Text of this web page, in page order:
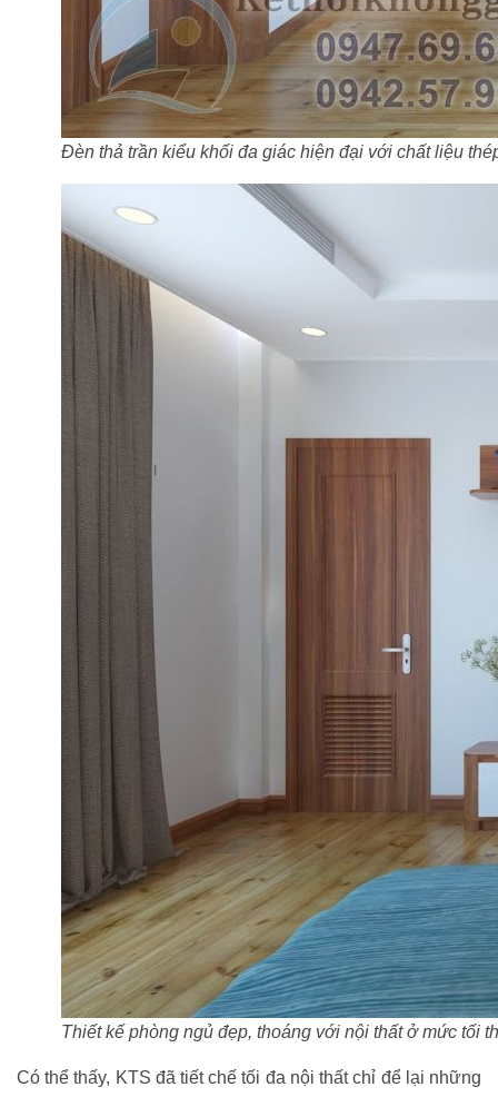
Đèn thả trần kiểu khối đa giác hiện đại với chất liệu
Thiết kế phòng ngủ đẹp, thoáng với nội thất ở mức tối
Có thể thấy, KTS đã tiết chế tối đa nội thất chỉ để lại những